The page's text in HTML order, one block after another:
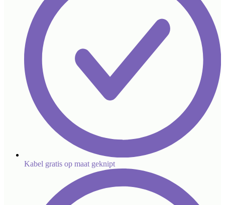
Kabel gratis op maat geknipt